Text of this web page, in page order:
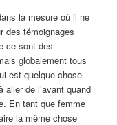
la mesure où il ne
des témoignages
ce sont des
globalement tous
est quelque chose
de l’avant quand
En tant que femme
la même chose